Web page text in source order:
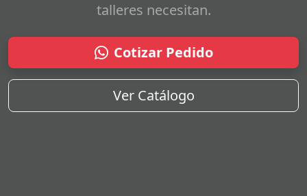
talleres necesitan.
Cotizar Pedido
Ver Catálogo